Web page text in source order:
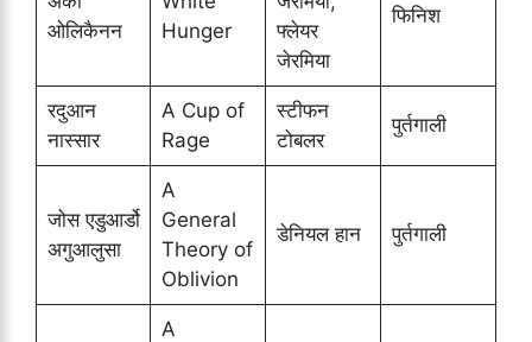
ओलिकैनन
Hunger
फ्लेयर
जेरमिया
फिनिश
रदुआन
नास्सार
A Cup of
Rage
स्टीफन
टोबलर
पुर्तगाली
जोस एडुआर्डो
अगुआलुसा
A
General
Theory of
Oblivion
डेनियल हान पुर्तगाली
A